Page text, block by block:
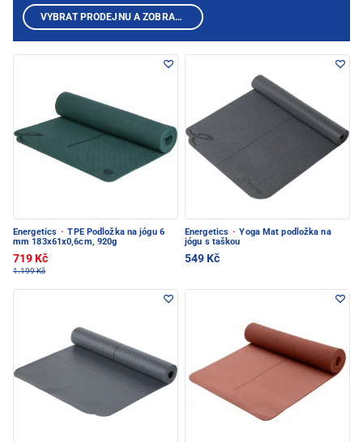
Energetics · TPE Podložka na jógu 6
mm 183x61x0,6cm, 920g
719 Kč
1.199 Kč
Energetics · Yoga Mat podložka na
jógu s taškou
549 Kč
VYBRAT PRODEJNU A ZOBRAZIT PRODUKTY